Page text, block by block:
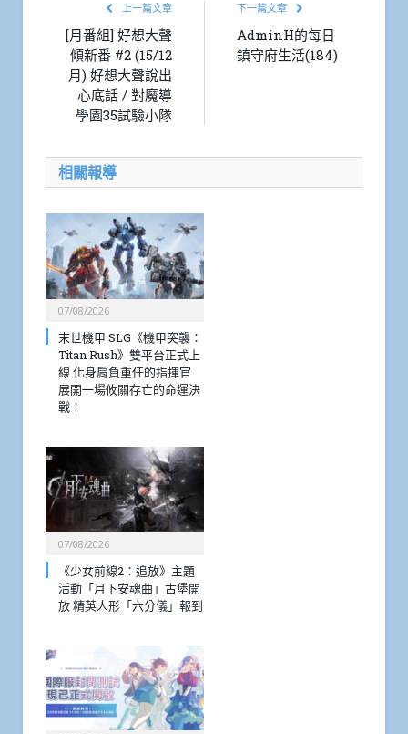
上一篇文章
[月番組] 好想大聲
傾新番 #2 (15/12
月) 好想大聲說出
心底話 / 對魔導
學園35試驗小隊
下一篇文章
AdminH的每日
鎮守府生活(184)
相關報導
07/08/2026
末世機甲 SLG《機甲突襲：
Titan Rush》雙平台正式上
線 化身肩負重任的指揮官
展開一場攸關存亡的命運決
戰！
07/08/2026
《少女前線2：追放》主題
活動「月下安魂曲」古堡開
放 精英人形「六分儀」報到